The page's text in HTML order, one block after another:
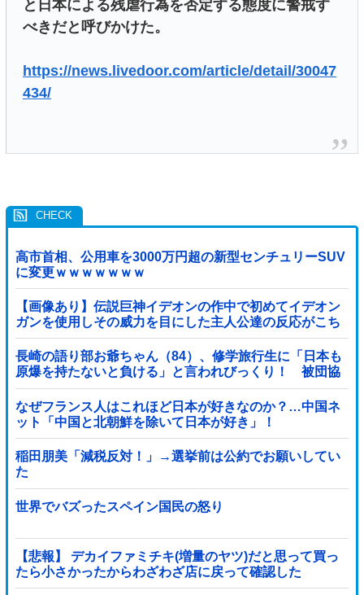
と日本による残虐行為を否定する態度に警戒す
べきだと呼びかけた。
https://news.livedoor.com/article/detail/30047
434/
高市首相、公用車を3000万円超の新型センチュリーSUV
に変更ｗｗｗｗｗｗｗ
【画像あり】伝説巨神イデオンの作中で初めてイデオン
ガンを使用しその威力を目にした主人公達の反応がこち
ら…
長崎の語り部お爺ちゃん（84）、修学旅行生に「日本も
原爆を持たないと負ける」と言われびっくり！ 被団協
代表（85）も中学生に「核を持たないで日本...
なぜフランス人はこれほど日本が好きなのか？…中国ネ
ット「中国と北朝鮮を除いて日本が好き」！
稲田朋美「減税反対！」→選挙前は公約でお願いしてい
た
世界でバズったスペイン国民の怒り
【悲報】 デカイファミチキ(増量のヤツ)だと思って買っ
たら小さかったからわざわざ店に戻って確認した
ら！！！！